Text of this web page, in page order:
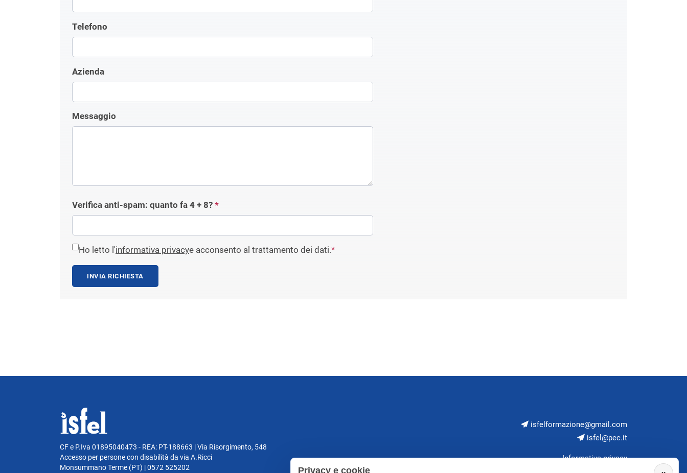
Telefono
Azienda
Messaggio
Verifica anti-spam: quanto fa 4 + 8? *
Ho letto l'informativa privacye acconsento al trattamento dei dati.*
INVIA RICHIESTA
CF e P.Iva 01895040473 - REA: PT-188663 | Via Risorgimento, 548
Accesso per persone con disabilità da via A.Ricci
Monsummano Terme (PT) | 0572 525202
isfelformazione@gmail.com
isfel@pec.it
Informativa privacy
Privacy e cookie